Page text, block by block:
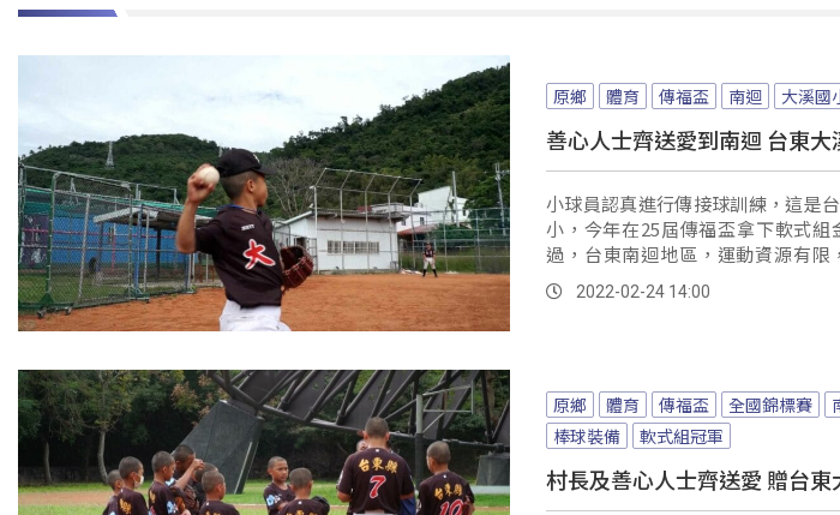
原鄉 體育 傳福盃 南迴 大溪國
善心人士齊送愛到南迴 台東
小球員認真進行傳接球訓練，這是
小，今年在25屆傳福盃拿下軟式
過，台東南迴地區，運動資源有限
用，多良村...。
2022-02-24 14:00
原鄉 體育 傳福盃 全國錦標賽
棒球裝備
軟式組冠軍
村長及善心人士齊送愛 贈台